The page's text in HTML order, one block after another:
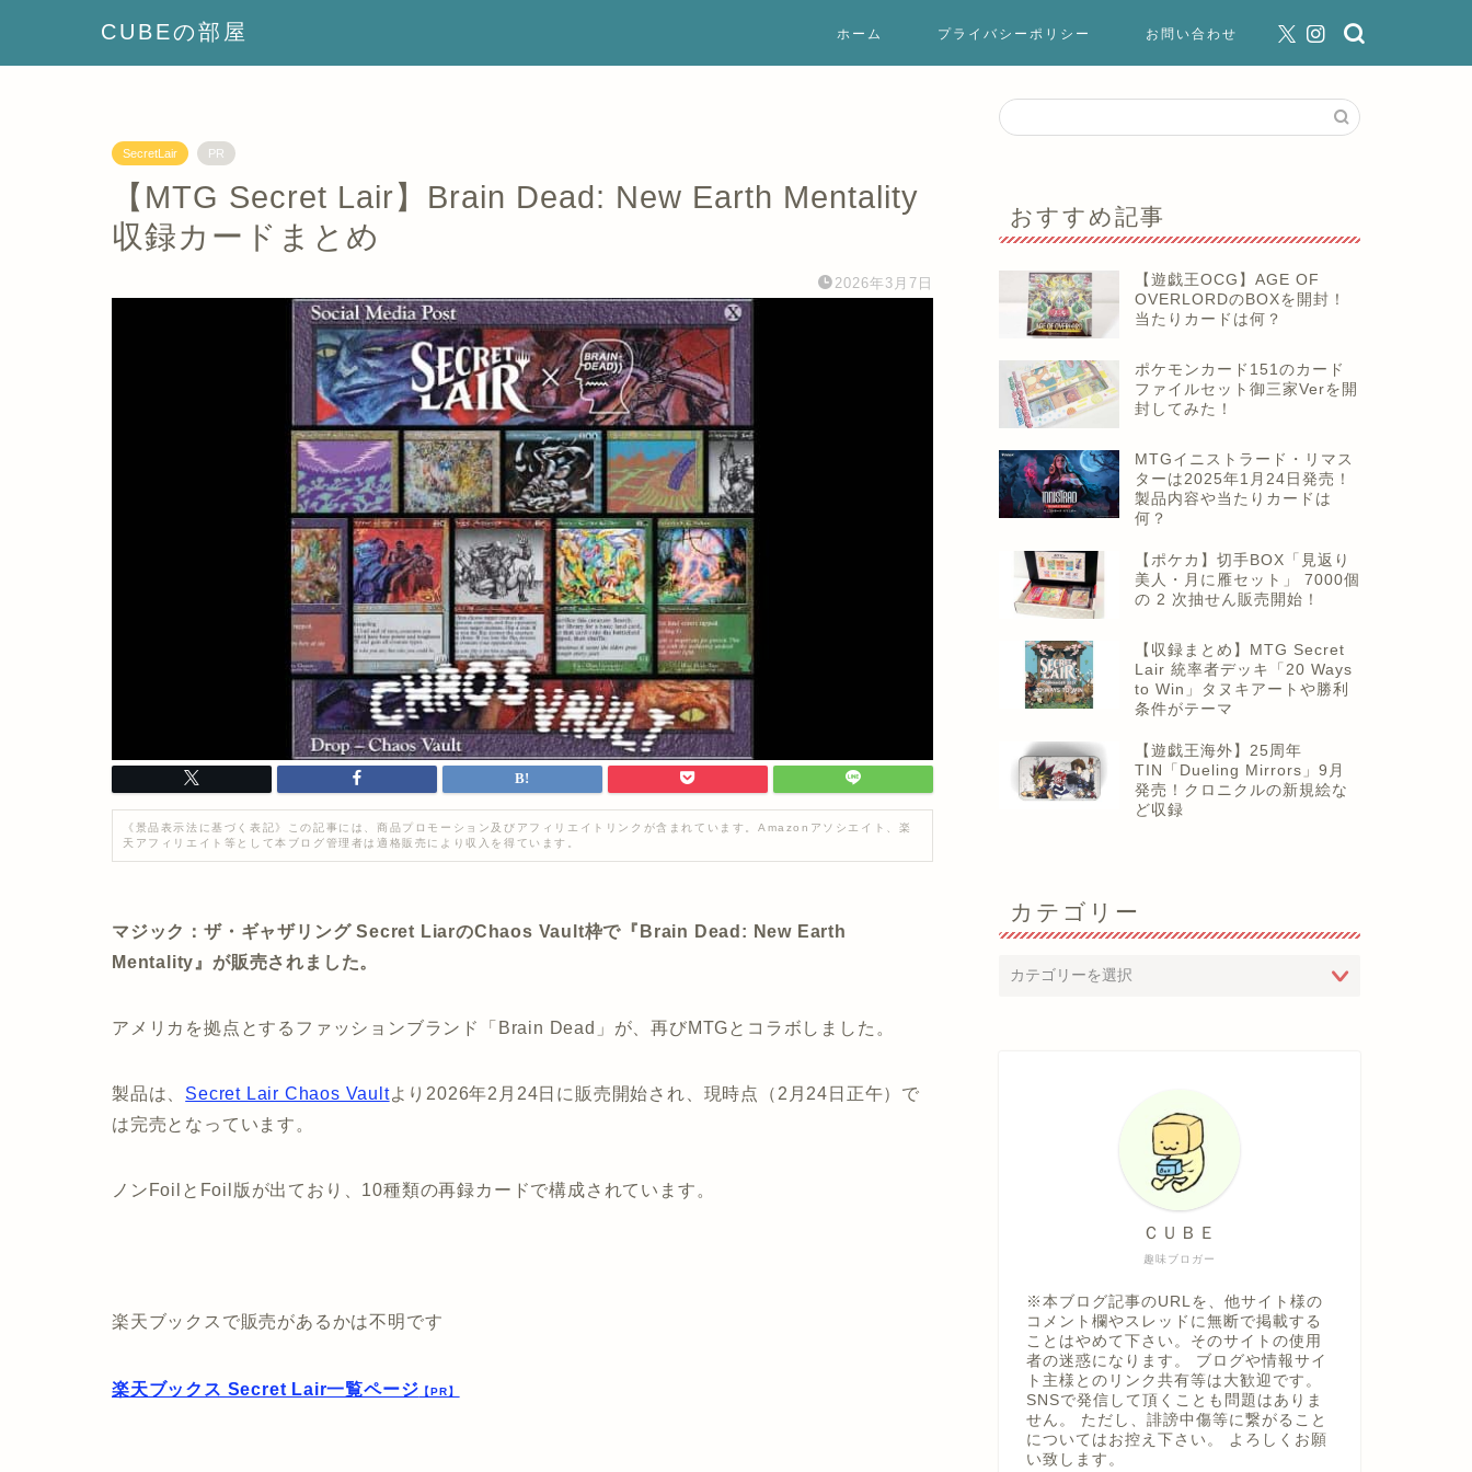
CUBEの部屋 ホーム プライバシーポリシー お問い合わせ
SecretLair PR
【MTG Secret Lair】Brain Dead: New Earth Mentality
収録カードまとめ
2026年3月7日
《景品表示法に基づく表記》この記事には、商品プロモーション及びアフィリエイトリンクが含まれています。Amazonアソシエイト、楽
天アフィリエイト等として本ブログ管理者は適格販売により収入を得ています。
マジック：ザ・ギャザリング Secret LiarのChaos Vault枠で『Brain Dead: New Earth
Mentality』が販売されました。
アメリカを拠点とするファッションブランド「Brain Dead」が、再びMTGとコラボしました。
製品は、 Secret Lair Chaos Vaultより2026年2月24日に販売開始され、現時点（2月24日正午）で
は完売となっています。
ノンFoilとFoil版が出ており、10種類の再録カードで構成されています。
楽天ブックスで販売があるかは不明です
楽天ブックス Secret Lair一覧ページ 【PR】
おすすめ記事
【遊戯王OCG】AGE OF
OVERLORDのBOXを開封！
当たりカードは何？
ポケモンカード151のカード
ファイルセット御三家Verを開
封してみた！
MTGイニストラード・リマス
ターは2025年1月24日発売！
製品内容や当たりカードは
何？
【ポケカ】切手BOX「見返り
美人・月に雁セット」 7000個
の 2 次抽せん販売開始！
【収録まとめ】MTG Secret
Lair 統率者デッキ「20 Ways
to Win」タヌキアートや勝利
条件がテーマ
【遊戯王海外】25周年
TIN「Dueling Mirrors」9月
発売！クロニクルの新規絵な
ど収録
カテゴリー
趣味ブロガー
ＣＵＢＥ
※本ブログ記事のURLを、他サイト様の
コメント欄やスレッドに無断で掲載する
ことはやめて下さい。そのサイトの使用
者の迷惑になります。 ブログや情報サイ
ト主様とのリンク共有等は大歓迎です。
SNSで発信して頂くことも問題はありま
せん。 ただし、誹謗中傷等に繋がること
についてはお控え下さい。 よろしくお願
い致します。